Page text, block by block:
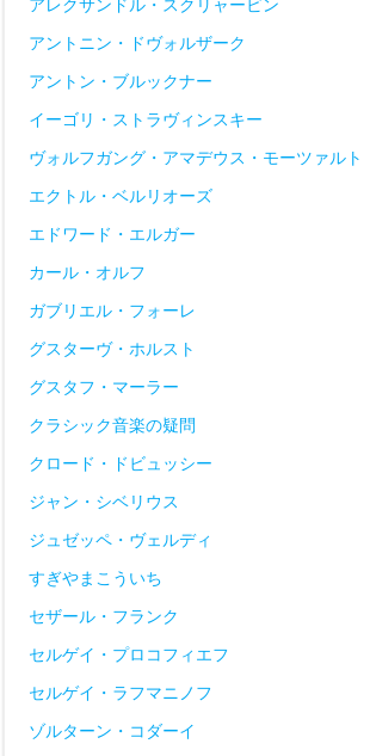
アレクサンドル・スクリャービン
アントニン・ドヴォルザーク
アントン・ブルックナー
イーゴリ・ストラヴィンスキー
ヴォルフガング・アマデウス・モーツァルト
エクトル・ベルリオーズ
エドワード・エルガー
カール・オルフ
ガブリエル・フォーレ
グスターヴ・ホルスト
グスタフ・マーラー
クラシック音楽の疑問
クロード・ドビュッシー
ジャン・シベリウス
ジュゼッペ・ヴェルディ
すぎやまこういち
セザール・フランク
セルゲイ・プロコフィエフ
セルゲイ・ラフマニノフ
ゾルターン・コダーイ